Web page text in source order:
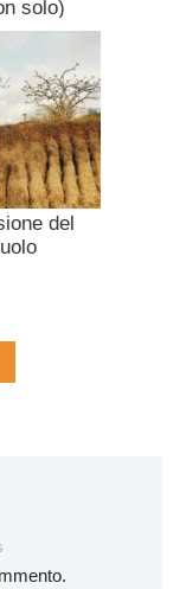
solo)
del